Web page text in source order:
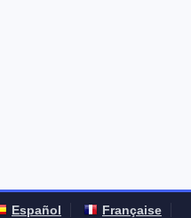
Español
Française